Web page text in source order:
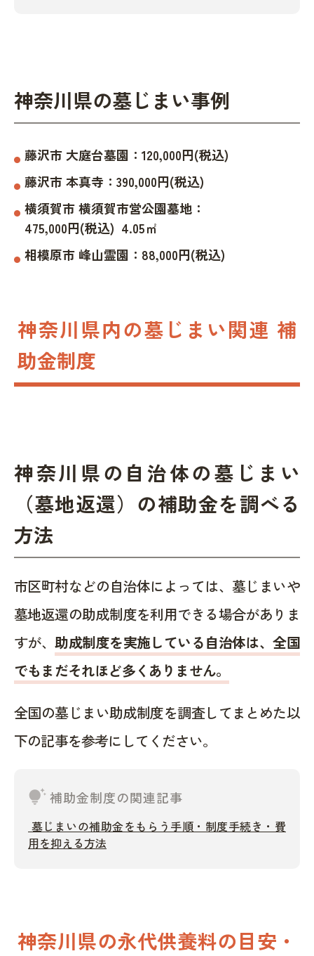
神奈川県の墓じまい事例
藤沢市大庭台墓園 ： 120,000円(税込)
藤沢市本真寺 ： 390,000円(税込)
横須賀市横須賀市営公園墓地 ：
475,000円(税込) 4.05㎡
相模原市 峰山霊園 ： 88,000円(税込)
神奈川県内の墓じまい関連 補
助金制度
神奈川県の自治体の墓じまい
（墓地返還）の補助金を調べる
方法
市区町村などの自治体によっては、墓じまいや
墓地返還の助成制度を利用できる場合がありま
すが、助成制度を実施している自治体は、全国
でもまだそれほど多くありません。
全国の墓じまい助成制度を調査してまとめた以
下の記事を参考にしてください。
tips_and_updates補助金制度の関連記事
墓じまいの補助金をもらう手順・制度手続き・費
用を抑える方法
神奈川県の永代供養料の目安・